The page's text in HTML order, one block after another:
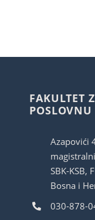
FAKULTET
Azapovići
SBK-KSB,
Bosna i
030-878-